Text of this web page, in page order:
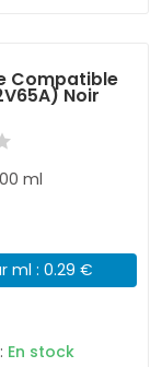
Compatible
Noir
ml
ml : 0.29 €
En stock